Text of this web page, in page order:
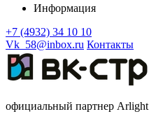
Информация
+7 (4932) 34 10 10
Vk_58@inbox.ru Контакты
официальный партнер Arlight